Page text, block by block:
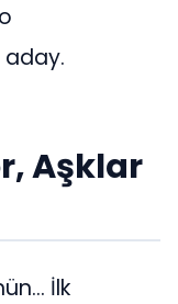
Aşklar
İlk